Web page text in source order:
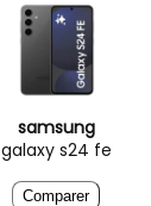
samsung
galaxy s24 fe
Comparer